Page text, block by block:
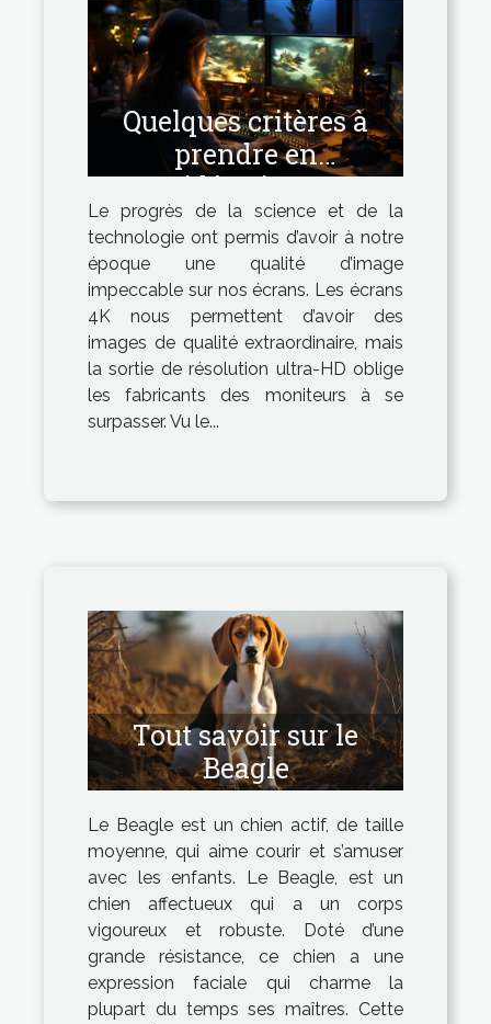
Quelques critères à
prendre en
considération pour
choisir le meilleur
moniteur 4K.
Le progrès de la science et de la
technologie ont permis d’avoir à notre
époque une qualité d’image
impeccable sur nos écrans. Les écrans
4K nous permettent d’avoir des
images de qualité extraordinaire, mais
la sortie de résolution ultra-HD oblige
les fabricants des moniteurs à se
surpasser. Vu le...
Tout savoir sur le
Beagle
Le Beagle est un chien actif, de taille
moyenne, qui aime courir et s’amuser
avec les enfants. Le Beagle, est un
chien affectueux qui a un corps
vigoureux et robuste. Doté d’une
grande résistance, ce chien a une
expression faciale qui charme la
plupart du temps ses maîtres. Cette